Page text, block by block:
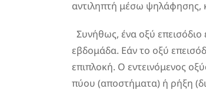
αντιληπτή μέσω ψηλάφησης,
Συνήθως, ένα οξύ
εβδομάδα. Εάν το οξύ
επιπλοκή. Ο εντεινόμενος
πύου (αποστήματα) ή ρήξη